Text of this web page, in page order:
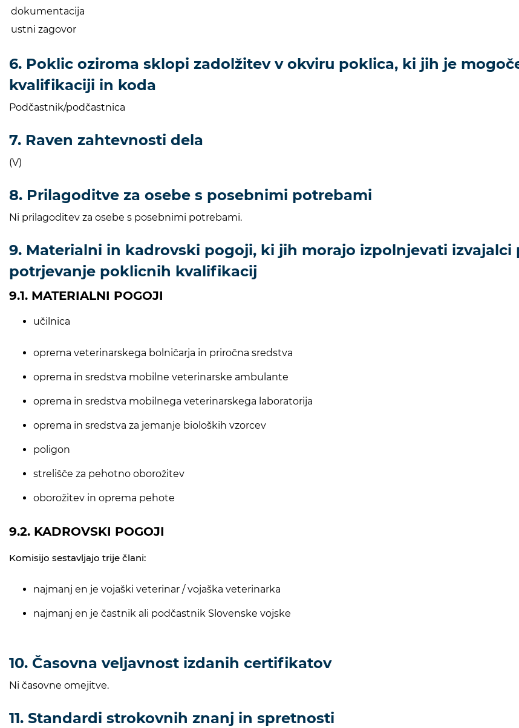
dokumentacija
ustni zagovor
6. Poklic oziroma sklopi zadolžitev v okviru poklica, ki jih je
kvalifikaciji in koda
Podčastnik/podčastnica
7. Raven zahtevnosti dela
(V)
8. Prilagoditve za osebe s posebnimi potrebami
Ni prilagoditev za osebe s posebnimi potrebami.
9. Materialni in kadrovski pogoji, ki jih morajo izpolnjevati
potrjevanje poklicnih kvalifikacij
9.1. MATERIALNI POGOJI
učilnica
oprema veterinarskega bolničarja in priročna sredstva
oprema in sredstva mobilne veterinarske ambulante
oprema in sredstva mobilnega veterinarskega laboratorija
oprema in sredstva za jemanje bioloških vzorcev
poligon
strelišče za pehotno oborožitev
oborožitev in oprema pehote
9.2. KADROVSKI POGOJI
Komisijo sestavljajo trije člani:
najmanj en je vojaški veterinar / vojaška veterinarka
najmanj en je častnik ali podčastnik Slovenske vojske
10. Časovna veljavnost izdanih certifikatov
Ni časovne omejitve.
11. Standardi strokovnih znanj in spretnosti